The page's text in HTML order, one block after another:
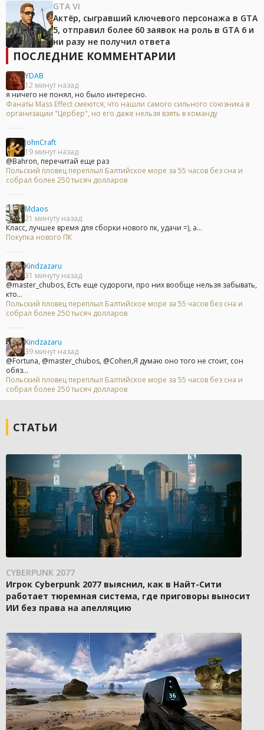
GTA VI
Актёр, сыгравший ключевого персонажа в GTA
5, отправил более 60 заявок на роль в GTA 6 и
ни разу не получил ответа
ПОСЛЕДНИЕ КОММЕНТАРИИ
YDAB
12 минут назад
я ничего не понял, но было интересно.
Фанаты Mass Effect смеются, что нашли самого сильного союзника в
организации "Цербер", но его даже нельзя взять в команду
JohnCraft
19 минут назад
@Bahron, перечитай еще раз
Польский пловец переплыл Балтийское море за 55 часов без сна и
собрал более 250 тысяч долларов
Mdaos
21 минуту назад
Класс, лучшее время для сборки нового пк, удачи =), а...
Покупка нового ПК
Kindzazaru
31 минуту назад
@master_chubos, Есть еще судороги, про них вообще нельзя забывать,
кто...
Польский пловец переплыл Балтийское море за 55 часов без сна и
собрал более 250 тысяч долларов
Kindzazaru
39 минут назад
@Fortuna, @master_chubos, @Cohen,Я думаю оно того не стоит, сон
обяз...
Польский пловец переплыл Балтийское море за 55 часов без сна и
собрал более 250 тысяч долларов
СТАТЬИ
CYBERPUNK 2077
Игрок Cyberpunk 2077 выяснил, как в Найт-Сити
работает тюремная система, где приговоры выносит
ИИ без права на апелляцию